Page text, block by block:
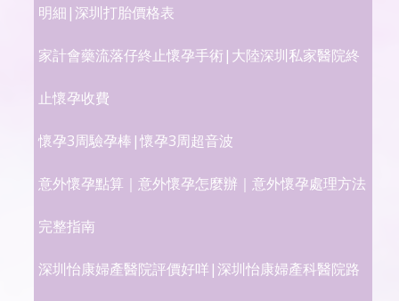
明細|深圳打胎價格表
家計會藥流落仔終止懷孕手術|大陸深圳私家醫院終
止懷孕收費
懷孕3周驗孕棒|懷孕3周超音波
意外懷孕點算｜意外懷孕怎麼辦｜意外懷孕處理方法
完整指南
深圳怡康婦產醫院評價好咩|深圳怡康婦產科醫院路